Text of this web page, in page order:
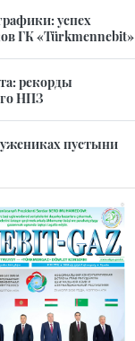
успех
ГК «Türkmennebit»
рекорды
НПЗ
пустыни